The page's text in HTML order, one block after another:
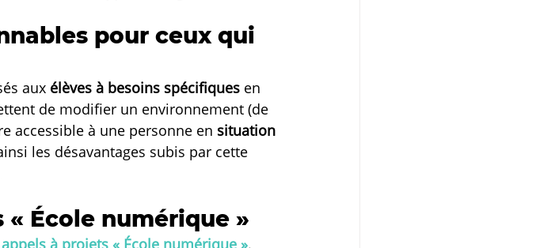
pour ceux qui
aux élèves à besoins spécifiques en
de modifier un environnement (de
accessible à une personne en situation
les désavantages subis par cette
« École numérique »
appels à projets « École numérique ».